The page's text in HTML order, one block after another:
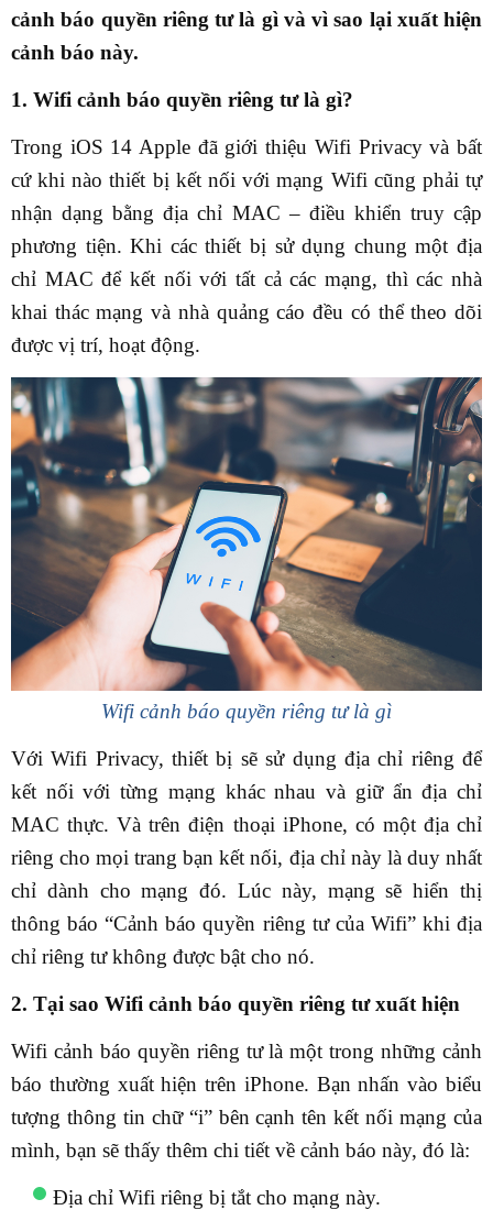
cảnh báo quyền riêng tư là gì và vì sao lại xuất hiện
cảnh báo này.
1. Wifi cảnh báo quyền riêng tư là gì?
Trong iOS 14 Apple đã giới thiệu Wifi Privacy và bất
cứ khi nào thiết bị kết nối với mạng Wifi cũng phải tự
nhận dạng bằng địa chỉ MAC – điều khiển truy cập
phương tiện. Khi các thiết bị sử dụng chung một địa
chỉ MAC để kết nối với tất cả các mạng, thì các nhà
khai thác mạng và nhà quảng cáo đều có thể theo dõi
được vị trí, hoạt động.
Wifi cảnh báo quyền riêng tư là gì
Với Wifi Privacy, thiết bị sẽ sử dụng địa chỉ riêng để
kết nối với từng mạng khác nhau và giữ ẩn địa chỉ
MAC thực. Và trên điện thoại iPhone, có một địa chỉ
riêng cho mọi trang bạn kết nối, địa chỉ này là duy nhất
chỉ dành cho mạng đó. Lúc này, mạng sẽ hiển thị
thông báo “Cảnh báo quyền riêng tư của Wifi” khi địa
chỉ riêng tư không được bật cho nó.
2. Tại sao Wifi cảnh báo quyền riêng tư xuất hiện
Wifi cảnh báo quyền riêng tư là một trong những cảnh
báo thường xuất hiện trên iPhone. Bạn nhấn vào biểu
tượng thông tin chữ “i” bên cạnh tên kết nối mạng của
mình, bạn sẽ thấy thêm chi tiết về cảnh báo này, đó là:
Địa chỉ Wifi riêng bị tắt cho mạng này.